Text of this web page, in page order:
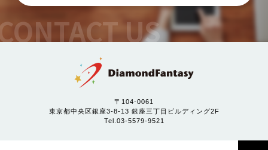
〒104-0061
東京都中央区銀座3-8-13 銀座三丁目ビルディング2F
Tel.03-5579-9521